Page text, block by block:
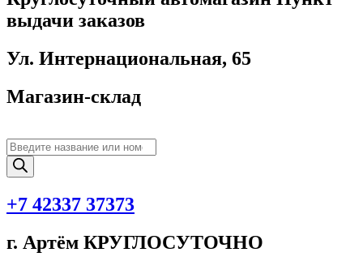
выдачи заказов
Ул. Интернациональная, 65
Магазин-склад
Поиск
товаров
+7 42337 37373
г. Артём КРУГЛОСУТОЧНО